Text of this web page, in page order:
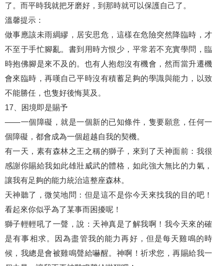
了。而平時我就把牙磨好，到那時就可以保護自己了。
溫馨提示：
做事應該未雨綢繆，居安思危，這樣在危險突然降臨時，才
不至于手忙腳亂。書到用時方恨少，平常若不充實學問，臨
時抱佛腳是來不及的。也有人抱怨沒有機會，然而當升遷機
會來臨時，再嘆自己平時沒有積蓄足夠的學識與能力，以致
不能勝任，也隻好後悔莫及。
17、困境即是賜予
——一個障礙，就是一個新的已知條件，隻要願意，任何一
個障礙，都會成為一個超越自我的契機。
有一天，素有森林之王之稱的獅子，來到了天神面前：我很
感謝你賜給我如此雄壯威武的體格，如此強大無比的力氣，
讓我有足夠的能力統治這整座森林。
天神聽了，微笑地問：但是這不是你今天來找我的目的吧！
看起來你似乎為了某事而困擾呢！
獅子輕輕吼了一聲，說：天神真是了解我啊！我今天來的確
是有事相求。因為盡管我的能力再好，但是每天雞鳴的時
候，我總是會被雞鳴聲給嚇醒。神啊！祈求您，再賜給我一